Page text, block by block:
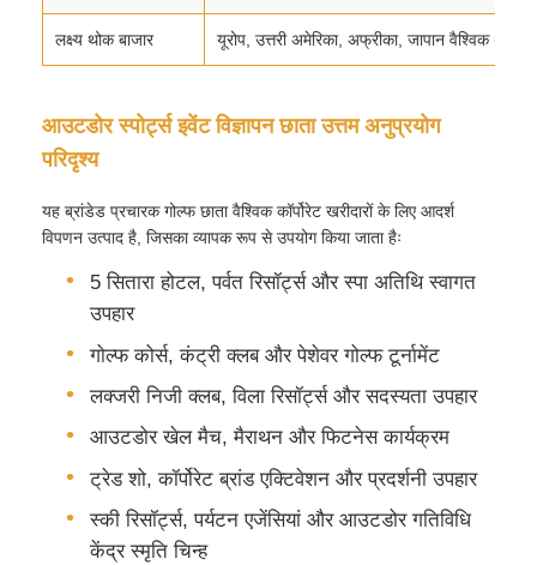
लक्ष्य थोक बाजार यूरोप, उत्तरी अमेरिका, अफ्रीका, जापान वैश्विक थोक
आउटडोर स्पोर्ट्स इवेंट विज्ञापन छाता उत्तम अनुप्रयोग
परिदृश्य
यह ब्रांडेड प्रचारक गोल्फ छाता वैश्विक कॉर्पोरेट खरीदारों के लिए आदर्श
विपणन उत्पाद है, जिसका व्यापक रूप से उपयोग किया जाता हैः
5 सितारा होटल, पर्वत रिसॉर्ट्स और स्पा अतिथि स्वागत
उपहार
गोल्फ कोर्स, कंट्री क्लब और पेशेवर गोल्फ टूर्नामेंट
लक्जरी निजी क्लब, विला रिसॉर्ट्स और सदस्यता उपहार
आउटडोर खेल मैच, मैराथन और फिटनेस कार्यक्रम
ट्रेड शो, कॉर्पोरेट ब्रांड एक्टिवेशन और प्रदर्शनी उपहार
स्की रिसॉर्ट्स, पर्यटन एजेंसियां और आउटडोर गतिविधि
केंद्र स्मृति चिन्ह